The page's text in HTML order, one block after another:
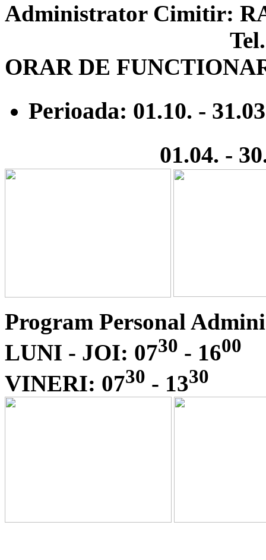
Administrator Cimitir:
Tel. 0244-
ORAR DE
Perioada: 01.10. -
01.04. -
Program Personal
LUNI - JOI: 0730 - 1600
VINERI: 0730 - 1330